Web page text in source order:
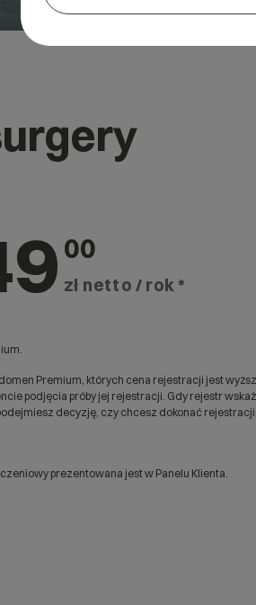
00
zł netto / rok *
Premium, których cena rejestracji jest
podjęcia próby jej rejestracji. Gdy rejestr
decyzję, czy chcesz dokonać rejestracji.
prezentowana jest w Panelu Klienta.